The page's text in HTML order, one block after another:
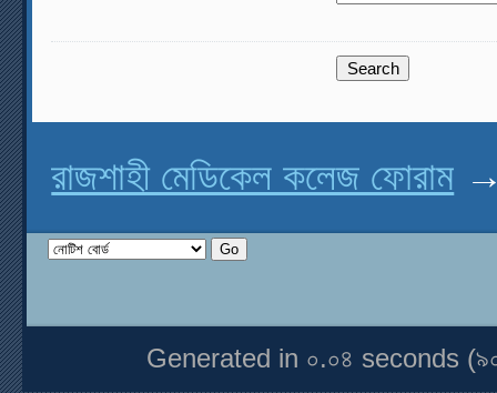
রাজশাহী মেডিকেল কলেজ ফোরাম
Generated in ০.০৪ seconds